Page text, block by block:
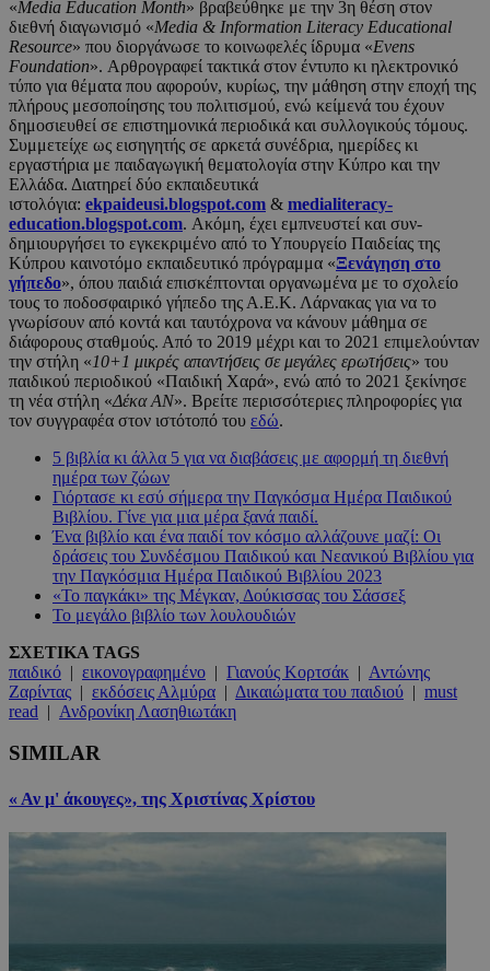
«Media Education Month» βραβεύθηκε με την 3η θέση στον
διεθνή διαγωνισμό «Media & Information Literacy Educational
Resource» που διοργάνωσε το κοινωφελές ίδρυμα «Evens
Foundation». Αρθρογραφεί τακτικά στον έντυπο κι ηλεκτρονικό
τύπο για θέματα που αφορούν, κυρίως, την μάθηση στην εποχή της
πλήρους μεσοποίησης του πολιτισμού, ενώ κείμενά του έχουν
δημοσιευθεί σε επιστημονικά περιοδικά και συλλογικούς τόμους.
Συμμετείχε ως εισηγητής σε αρκετά συνέδρια, ημερίδες κι
εργαστήρια με παιδαγωγική θεματολογία στην Κύπρο και την
Ελλάδα. Διατηρεί δύο εκπαιδευτικά
ιστολόγια: ekpaideusi.blogspot.com & medialiteracy-
education.blogspot.com. Ακόμη, έχει εμπνευστεί και συν-
δημιουργήσει το εγκεκριμένο από το Υπουργείο Παιδείας της
Κύπρου καινοτόμο εκπαιδευτικό πρόγραμμα «Ξενάγηση στο
γήπεδο», όπου παιδιά επισκέπτονται οργανωμένα με το σχολείο
τους το ποδοσφαιρικό γήπεδο της Α.Ε.Κ. Λάρνακας για να το
γνωρίσουν από κοντά και ταυτόχρονα να κάνουν μάθημα σε
διάφορους σταθμούς. Από το 2019 μέχρι και το 2021 επιμελούνταν
την στήλη «10+1 μικρές απαντήσεις σε μεγάλες ερωτήσεις» του
παιδικού περιοδικού «Παιδική Χαρά», ενώ από το 2021 ξεκίνησε
τη νέα στήλη «Δέκα ΑΝ». Βρείτε περισσότεριες πληροφορίες για
τον συγγραφέα στον ιστότοπό του εδώ.
5 βιβλία κι άλλα 5 για να διαβάσεις με αφορμή τη διεθνή
ημέρα των ζώων
Γιόρτασε κι εσύ σήμερα την Παγκόσμα Ημέρα Παιδικού
Βιβλίου. Γίνε για μια μέρα ξανά παιδί.
Ένα βιβλίο και ένα παιδί τον κόσμο αλλάζουνε μαζί: Οι
δράσεις του Συνδέσμου Παιδικού και Νεανικού Βιβλίου για
την Παγκόσμια Ημέρα Παιδικού Βιβλίου 2023
«Το παγκάκι» της Μέγκαν, Δούκισσας του Σάσσεξ
Το μεγάλο βιβλίο των λουλουδιών
ΣΧΕΤΙΚΑ TAGS
παιδικό | εικονογραφημένο | Γιανούς Κορτσάκ | Αντώνης
Ζαρίντας | εκδόσεις Αλμύρα | Δικαιώματα του παιδιού | must
read | Ανδρονίκη Λασηθιωτάκη
SIMILAR
« Αν μ' άκουγες», της Χριστίνας Χρίστου